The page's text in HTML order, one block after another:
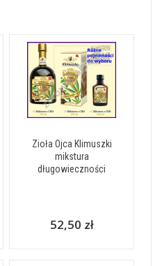
Zioła Ojca Klimuszki
mikstura
długowieczności
52,50 zł